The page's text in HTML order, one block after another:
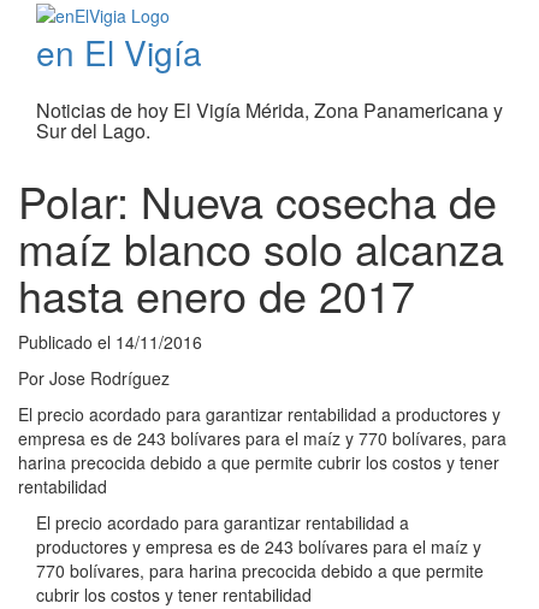
en El Vigía
Noticias de hoy El Vigía Mérida, Zona Panamericana y
Sur del Lago.
Polar: Nueva cosecha de
maíz blanco solo alcanza
hasta enero de 2017
Publicado el 14/11/2016
Por Jose Rodríguez
El precio acordado para garantizar rentabilidad a productores y
empresa es de 243 bolívares para el maíz y 770 bolívares, para
harina precocida debido a que permite cubrir los costos y tener
rentabilidad
El precio acordado para garantizar rentabilidad a
productores y empresa es de 243 bolívares para el maíz y
770 bolívares, para harina precocida debido a que permite
cubrir los costos y tener rentabilidad